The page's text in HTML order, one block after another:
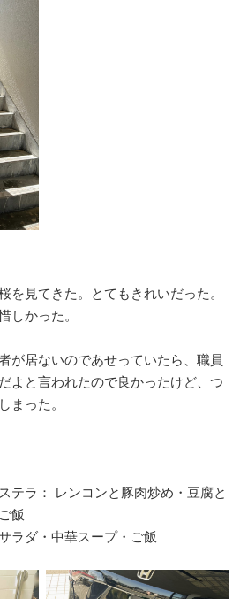
を見てきた。とてもきれいだった。
しかった。
が居ないのであせっていたら、職員
よと言われたので良かったけど、つ
まった。
テラ： レンコンと豚肉炒め・豆腐と
飯
ラダ・中華スープ・ご飯